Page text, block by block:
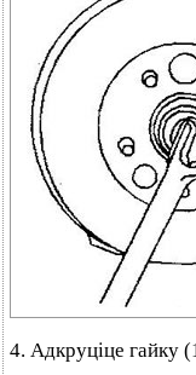
4. Адкруціце гайку